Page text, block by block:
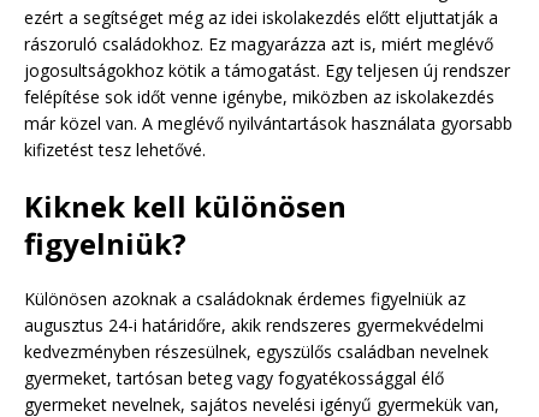
ezért a segítséget még az idei iskolakezdés előtt eljuttatják a
rászoruló családokhoz. Ez magyarázza azt is, miért meglévő
jogosultságokhoz kötik a támogatást. Egy teljesen új rendszer
felépítése sok időt venne igénybe, miközben az iskolakezdés
már közel van. A meglévő nyilvántartások használata gyorsabb
kifizetést tesz lehetővé.
Kiknek kell különösen
figyelniük?
Különösen azoknak a családoknak érdemes figyelniük az
augusztus 24-i határidőre, akik rendszeres gyermekvédelmi
kedvezményben részesülnek, egyszülős családban nevelnek
gyermeket, tartósan beteg vagy fogyatékossággal élő
gyermeket nevelnek, sajátos nevelési igényű gyermekük van,